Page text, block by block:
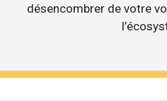
désencombrer de votre